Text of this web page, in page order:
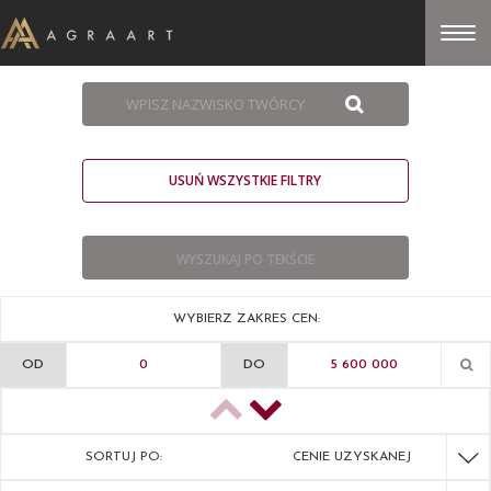
USUŃ WSZYSTKIE FILTRY
WYBIERZ ZAKRES CEN:
OD DO
SORTUJ PO: CENIE UZYSKANEJ